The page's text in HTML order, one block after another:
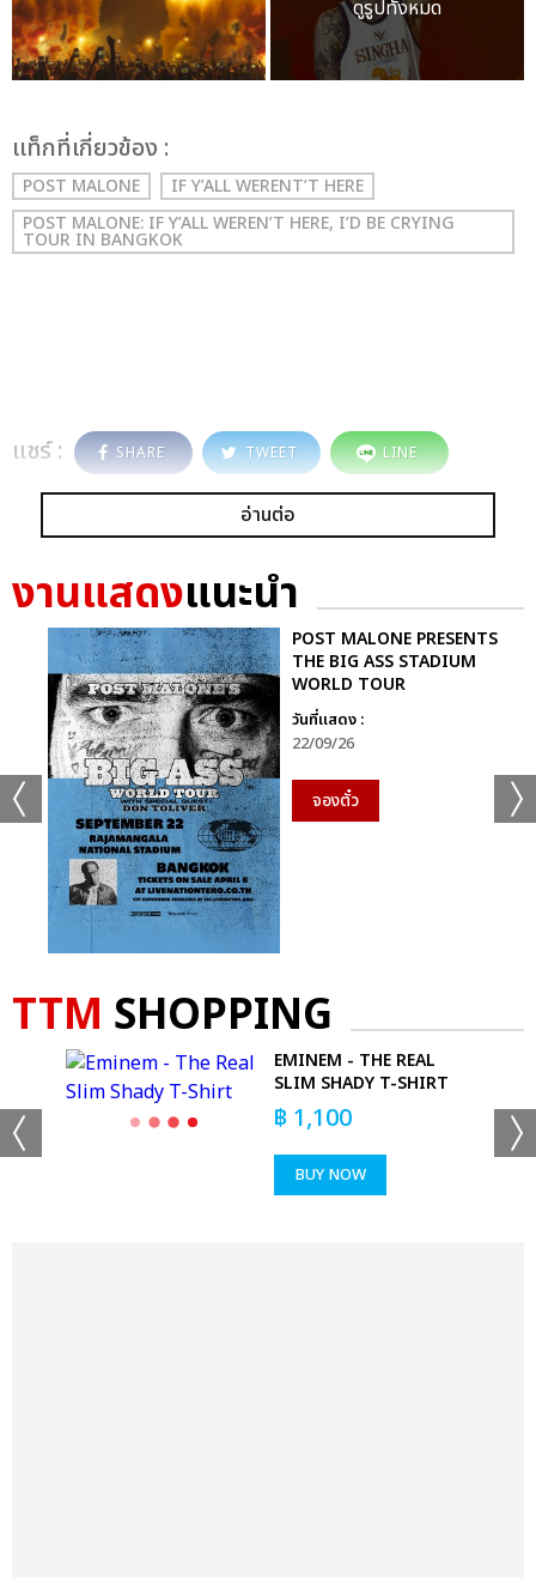
ดูรูปทั้งหมด
เเท็กที่เกี่ยวข้อง :
POST MALONE
IF Y’ALL WERENT’T HERE
POST MALONE: IF Y’ALL WEREN’T HERE, I’D BE CRYING
TOUR IN BANGKOK
แชร์ : SHARE TWEET LINE
อ่านต่อ
งานแสดงแนะนำ
POST MALONE PRESENTS
THE BIG ASS STADIUM
WORLD TOUR
วันที่แสดง :
22/09/26
จองตั๋ว
TTM SHOPPING
EMINEM - THE REAL
SLIM SHADY T-SHIRT
฿ 1,100
BUY NOW